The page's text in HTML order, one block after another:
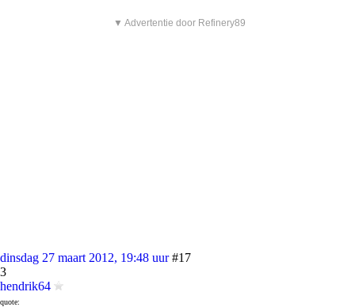
▼ Advertentie door Refinery89
dinsdag 27 maart 2012, 19:48 uur #17
3
hendrik64
quote: